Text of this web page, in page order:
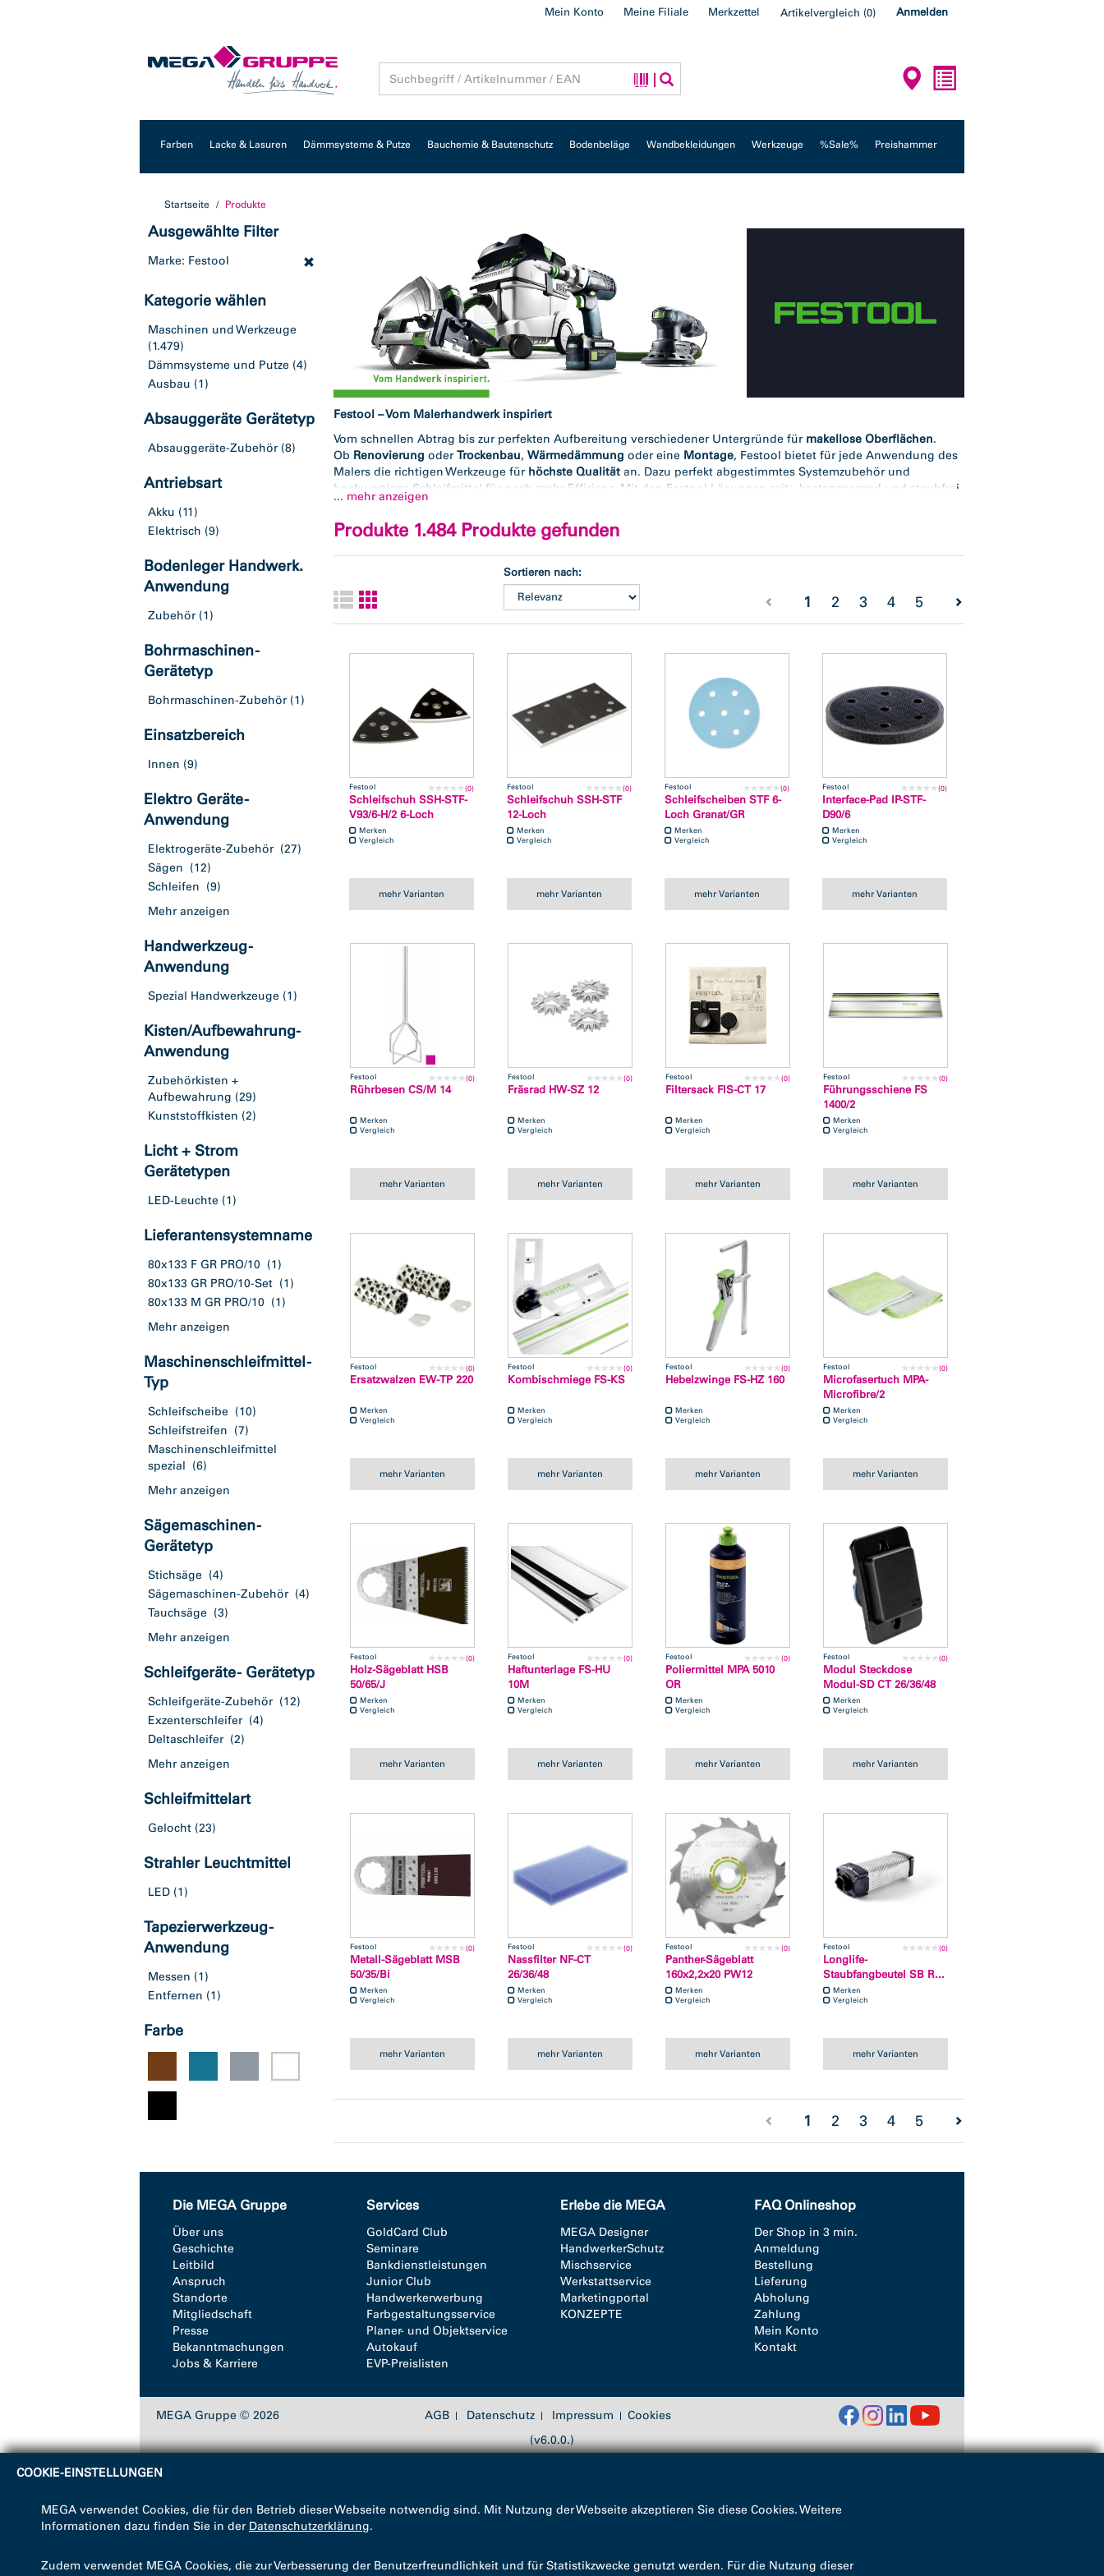
Mein Konto Meine Filiale Merkzettel Artikelvergleich (0) Anmelden
Farben Lacke & Lasuren Dämmsysteme & Putze Bauchemie & Bautenschutz Bodenbeläge Wandbekleidungen Werkzeuge %Sale% Preishammer
Startseite Produkte
Ausgewählte Filter
Marke: Festool
Kategorie wählen
Maschinen und Werkzeuge
(1.479)
Dämmsysteme und Putze (4)
Ausbau (1)
Absauggeräte Gerätetyp
Absauggeräte-Zubehör (8)
Antriebsart
Akku (11)
Elektrisch (9)
Bodenleger Handwerk.
Anwendung
Zubehör (1)
Bohrmaschinen -
Gerätetyp
Bohrmaschinen-Zubehör (1)
Einsatzbereich
Innen (9)
Elektro Geräte -
Anwendung
Elektrogeräte-Zubehör (27)
Sägen (12)
Schleifen (9)
Mehr anzeigen
Handwerkzeug -
Anwendung
Spezial Handwerkzeuge (1)
Kisten/Aufbewahrung-
Anwendung
Zubehörkisten +
Aufbewahrung (29)
Kunststoffkisten (2)
Licht + Strom
Gerätetypen
LED-Leuchte (1)
Lieferantensystemname
80x133 F GR PRO/10 (1)
80x133 GR PRO/10-Set (1)
80x133 M GR PRO/10 (1)
Mehr anzeigen
Maschinenschleifmittel -
Typ
Schleifscheibe (10)
Schleifstreifen (7)
Maschinenschleifmittel
spezial (6)
Mehr anzeigen
Sägemaschinen -
Gerätetyp
Stichsäge (4)
Sägemaschinen-Zubehör (4)
Tauchsäge (3)
Mehr anzeigen
Schleifgeräte - Gerätetyp
Schleifgeräte-Zubehör (12)
Exzenterschleifer (4)
Deltaschleifer (2)
Mehr anzeigen
Schleifmittelart
Gelocht (23)
Strahler Leuchtmittel
LED (1)
Tapezierwerkzeug -
Anwendung
Messen (1)
Entfernen (1)
Farbe
Festool – Vom Malerhandwerk inspiriert
Vom schnellen Abtrag bis zur perfekten Aufbereitung verschiedener Untergründe für makellose Oberflächen.
Ob Renovierung oderTrockenbau, Wärmedämmung oder eine Montage, Festool bietet für jede Anwendung des
Malers die richtigen Werkzeuge für höchste Qualität an. Dazu perfekt abgestimmtes Systemzubehör und
hochwertiges Schleifmittel für noch mehr Effizienz. Mit den Festool Lösungen zeit-, kostensparend und staubfrei
arbeiten.
Festool steht für:
Höchster Qualitätsanspruch eines traditionsreichen Familienunternehmens
Perfekt abgestimmtes Zubehör und Schleifmittel für maximale Effizienz
Staubarmes, zeitsparendes und ergonomisches Arbeiten
Tiefes Verständnis für die Arbeitsabläufe professioneller Anwender
... mehr anzeigen
Produkte 1.484 Produkte gefunden
Sortieren nach:
1 (current)
2 3 4 5
Festool (0)
Schleifschuh SSH-STF-
V93/6-H/2 6-Loch
Merken
Vergleich
mehr Varianten
Festool (0)
Schleifschuh SSH-STF
12-Loch
Merken
Vergleich
mehr Varianten
Festool (0)
Schleifscheiben STF 6-
Loch Granat/GR
Merken
Vergleich
mehr Varianten
Festool (0)
Interface-Pad IP-STF-
D90/6
Merken
Vergleich
mehr Varianten
Festool (0)
Rührbesen CS/M 14
Merken
Vergleich
mehr Varianten
Festool (0)
Fräsrad HW-SZ 12
Merken
Vergleich
mehr Varianten
Festool (0)
Filtersack FIS-CT 17
Merken
Vergleich
mehr Varianten
Festool (0)
Führungsschiene FS
1400/2
Merken
Vergleich
mehr Varianten
Festool (0)
Ersatzwalzen EW-TP 220
Merken
Vergleich
mehr Varianten
Festool (0)
Kombischmiege FS-KS
Merken
Vergleich
mehr Varianten
Festool (0)
Hebelzwinge FS-HZ 160
Merken
Vergleich
mehr Varianten
Festool (0)
Microfasertuch MPA-
Microfibre/2
Merken
Vergleich
mehr Varianten
Festool (0)
Holz-Sägeblatt HSB
50/65/J
Merken
Vergleich
mehr Varianten
Festool (0)
Haftunterlage FS-HU
10M
Merken
Vergleich
mehr Varianten
Festool (0)
Poliermittel MPA 5010
OR
Merken
Vergleich
mehr Varianten
Festool (0)
Modul Steckdose
Modul-SD CT 26/36/48
Merken
Vergleich
mehr Varianten
Festool (0)
Metall-Sägeblatt MSB
50/35/Bi
Merken
Vergleich
mehr Varianten
Festool (0)
Nassfilter NF-CT
26/36/48
Merken
Vergleich
mehr Varianten
Festool (0)
Panther-Sägeblatt
160x2,2x20 PW12
Merken
Vergleich
mehr Varianten
Festool (0)
Longlife-
Staubfangbeutel SB R...
Merken
Vergleich
mehr Varianten
1 (current)
2 3 4 5
Die MEGA Gruppe
Über uns
Geschichte
Leitbild
Anspruch
Standorte
Mitgliedschaft
Presse
Bekanntmachungen
Jobs & Karriere
Services
GoldCard Club
Seminare
Bankdienstleistungen
Junior Club
Handwerkerwerbung
Farbgestaltungsservice
Planer- und Objektservice
Autokauf
EVP-Preislisten
Erlebe die MEGA
MEGA Designer
HandwerkerSchutz
Mischservice
Werkstattservice
Marketingportal
KONZEPTE
FAQ Onlineshop
Der Shop in 3 min.
Anmeldung
Bestellung
Lieferung
Abholung
Zahlung
Mein Konto
Kontakt
MEGA Gruppe © 2026 AGB Datenschutz Impressum
Cookies
(v6.0.0.)
COOKIE-EINSTELLUNGEN
MEGA verwendet Cookies, die für den Betrieb dieser Webseite notwendig sind. Mit Nutzung der Webseite akzeptieren Sie diese Cookies. Weitere
Informationen dazu finden Sie in der Datenschutzerklärung.
Zudem verwendet MEGA Cookies, die zur Verbesserung der Benutzerfreundlichkeit und für Statistikzwecke genutzt werden. Für die Nutzung dieser